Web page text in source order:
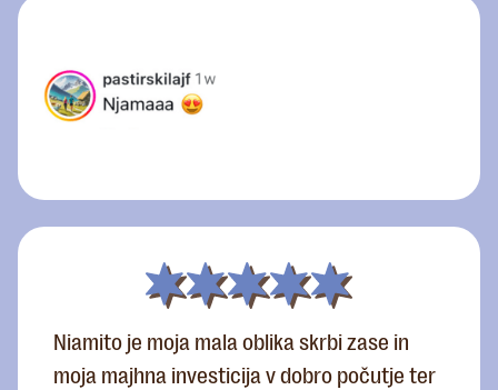
Niamito je moja mala oblika skrbi zase in
moja majhna investicija v dobro počutje ter